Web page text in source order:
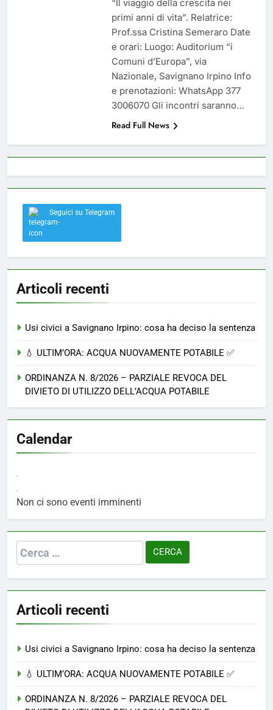
la nuova grafica del blog dedicato
al futuro del nostro paese
1 Anno Ago
🌤️ Nuova Webcam Live per il
Meteo a Savignano Irpino!
2 Anni Ago
Test IT-alert l’11 ottobre:
messaggio sui cellulari anche a
Savignano
2 Anni Ago
“Il viaggio della crescita nei
primi anni di vita”. Relatrice:
Prof.ssa Cristina Semeraro Date
e orari: Luogo: Auditorium “i
Comuni d’Europa”, via
Nazionale, Savignano Irpino Info
e prenotazioni: WhatsApp 377
3006070 Gli incontri saranno…
Read Full News
Seguici su Telegram
Articoli recenti
Usi civici a Savignano Irpino: cosa ha deciso la sentenza
💧 ULTIM’ORA: ACQUA NUOVAMENTE POTABILE ✅
ORDINANZA N. 8/2026 – PARZIALE REVOCA DEL
DIVIETO DI UTILIZZO DELL’ACQUA POTABILE
Calendar
Non ci sono eventi imminenti
Ricerca
per:
Articoli recenti
Usi civici a Savignano Irpino: cosa ha deciso la sentenza
💧 ULTIM’ORA: ACQUA NUOVAMENTE POTABILE ✅
ORDINANZA N. 8/2026 – PARZIALE REVOCA DEL